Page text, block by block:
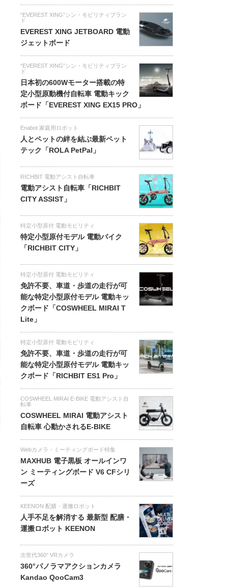
“EVEREST XING”シン・モビリティブラン
ド
EVEREST XING JETBOARD 電動
ジェットボード
“EVEREST XING”シン・モビリティブラン
ド
日本初の600Wモーター搭載の特
定小型原動機付自転車 電動キック
ボード「EVEREST XING EX15 PRO」
Enabot 家庭用ロボット
人とペットの絆を結ぶ最新ペット
テック「ROLA PetPal」
RICHBIT 電動アシスト自転車
電動アシスト自転車「RICHBIT
CITY ASSIST」
特定小型原付 電動モビリティ
特定小型原付モデル 電動バイク
「RICHBIT CITY」
特定小型原付 電動モビリティ
免許不要、車道・歩道の走行が可
能な特定小型原付モデル 電動キッ
クボード「COSWHEEL MIRAI T
Lite」
特定小型原付 電動モビリティ
免許不要、車道・歩道の走行が可
能な特定小型原付モデル 電動キッ
クボード「RICHBIT ES1 Pro」
COSWHEEL MIRAI E-BIKE 電動アシスト自
転車
COSWHEEL MIRAI 電動アシスト
自転車 心動かされるE-BIKE
Webカメラ・ミーティングボード特集
MAXHUB 電子黒板 オールインワ
ン ミーティングボード V6 CFシリ
ーズ
KEENON 配膳・運搬ロボット
人手不足を解消する 最新型 配膳・
運搬ロボット KEENON
次世代360° VRカメラ
360°パノラマアクションカメラ
Kandao QooCam3